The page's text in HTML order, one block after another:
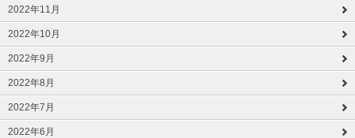
2022年11月
2022年10月
2022年9月
2022年8月
2022年7月
2022年6月